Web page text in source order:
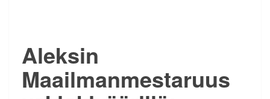
Aleksin
Maailmanmestaruus